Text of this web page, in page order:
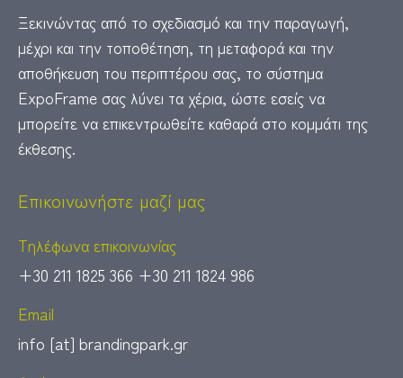
Ξεκινώντας από το σχεδιασμό και την παραγωγή,
μέχρι και την τοποθέτηση, τη μεταφορά και την
αποθήκευση του περιπτέρου σας, το σύστημα
ExpoFrame σας λύνει τα χέρια, ώστε εσείς να
μπορείτε να επικεντρωθείτε καθαρά στο κομμάτι της
έκθεσης.
Επικοινωνήστε μαζί μας
Τηλέφωνα επικοινωνίας
+30 211 1825 366 +30 211 1824 986
Email
info [at] brandingpark.gr